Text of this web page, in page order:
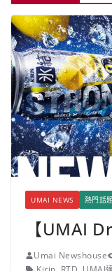
UMAI NEWS 熱門話
【UMAI
Umai Newshouse